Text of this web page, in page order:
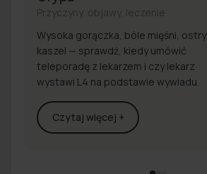
Przyczyny, objawy, leczenie
Wysoka gorączka, bóle mięśni, ostry
kaszel — sprawdź, kiedy umówić
teleporadę z lekarzem i czy lekarz
wystawi L4 na podstawie wywiadu.
Czytaj więcej +